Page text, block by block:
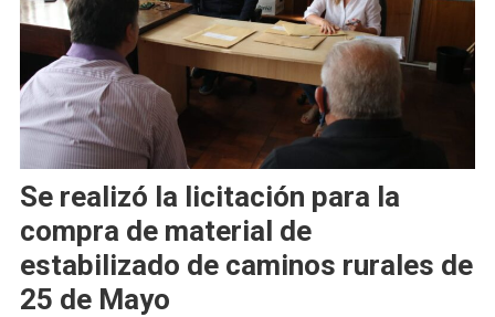
Se realizó la licitación para la
compra de material de
estabilizado de caminos rurales de
25 de Mayo